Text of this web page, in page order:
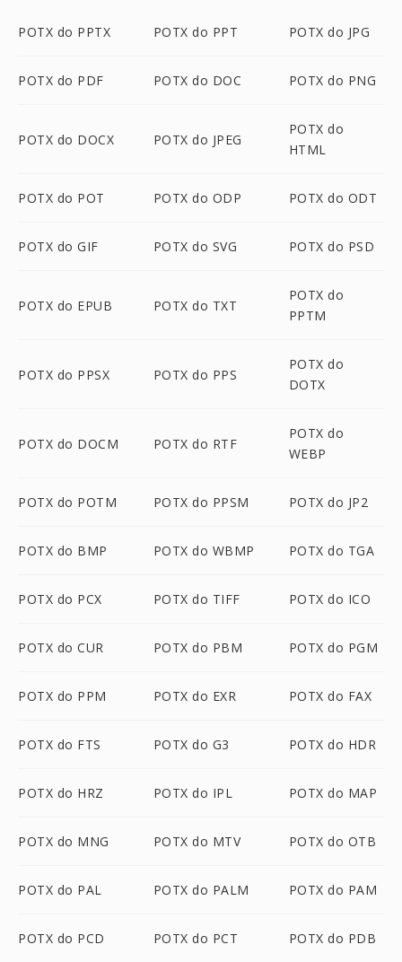
POTX do PPTX POTX do PPT POTX do JPG
POTX do PDF POTX do DOC POTX do PNG
POTX do DOCX POTX do JPEG
POTX do
HTML
POTX do POT POTX do ODP POTX do ODT
POTX do GIF POTX do SVG POTX do PSD
POTX do EPUB POTX do TXT
POTX do
PPTM
POTX do PPSX POTX do PPS
POTX do
DOTX
POTX do DOCM POTX do RTF
POTX do
WEBP
POTX do POTM POTX do PPSM POTX do JP2
POTX do BMP POTX do WBMP POTX do TGA
POTX do PCX POTX do TIFF POTX do ICO
POTX do CUR POTX do PBM POTX do PGM
POTX do PPM POTX do EXR POTX do FAX
POTX do FTS POTX do G3 POTX do HDR
POTX do HRZ POTX do IPL POTX do MAP
POTX do MNG POTX do MTV POTX do OTB
POTX do PAL POTX do PALM POTX do PAM
POTX do PCD POTX do PCT POTX do PDB